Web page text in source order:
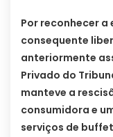
Por reconhecer
consequente
anteriormente
Privado do
manteve a
consumidora e
serviços de